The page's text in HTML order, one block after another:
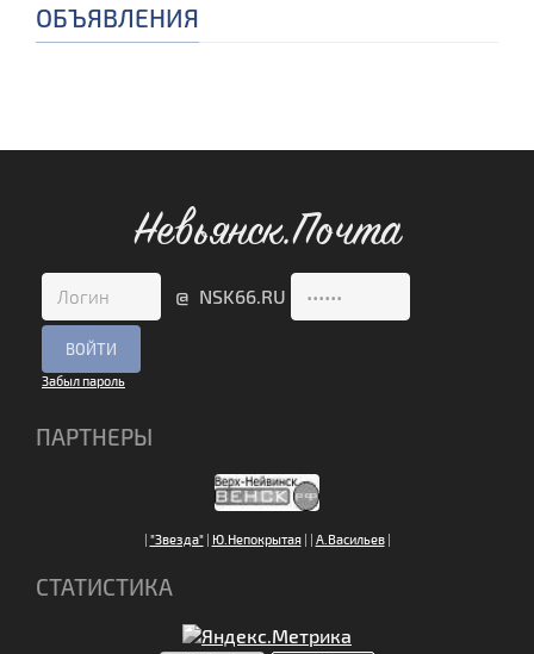
ОБЪЯВЛЕНИЯ
Невьянск.Почта
@ NSK66.RU
Забыл пароль
ПАРТНЕРЫ
| "Звезда"| Ю.Непокрытая| | А.Васильев|
СТАТИСТИКА